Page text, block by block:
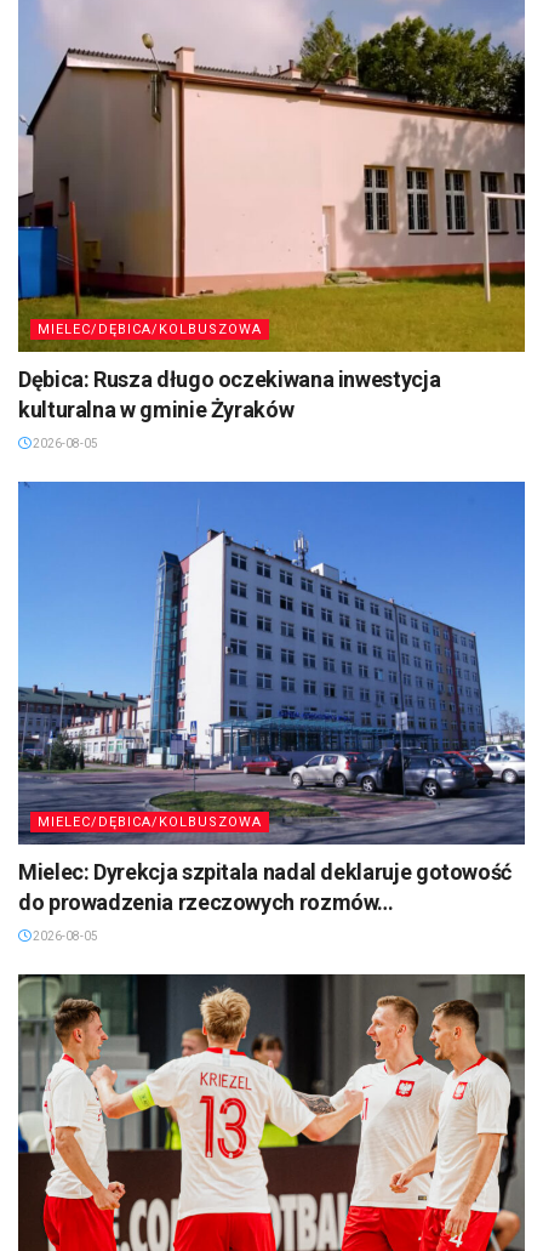
MIELEC/DĘBICA/KOLBUSZOWA
Dębica: Rusza długo oczekiwana inwestycja
kulturalna w gminie Żyraków
2026-08-05
MIELEC/DĘBICA/KOLBUSZOWA
Mielec: Dyrekcja szpitala nadal deklaruje gotowość
do prowadzenia rzeczowych rozmów…
2026-08-05